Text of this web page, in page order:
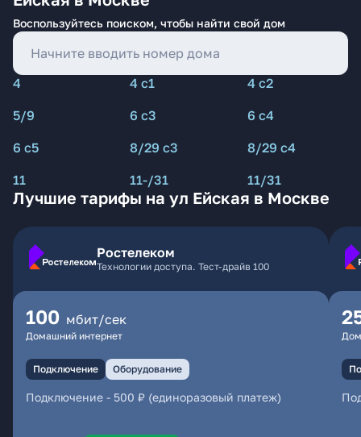
Воспользуйтесь поиском, чтобы найти свой дом
4 4 с1
4 с2
5/9
6 с3
6 с4
6 с5
8/29 с3
8/29 с4
11
11-/31 11/31
Лучшие тарифы на ул Ейская в Москве
Ростелеком
Технологии доступа. Тест-драйв 100
100 мбит/сек
Домашний интернет
Подключение Оборудование
Подключение - 500 ₽ (единоразовый платеж)